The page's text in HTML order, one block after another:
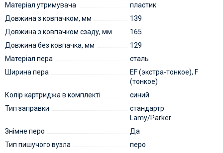
Матеріал утримувача
пластик
Довжина з ковпачком, мм
139
Довжина з ковпачком сзаду, мм
165
Довжина без ковпачка, мм
129
Матеріал пера
сталь
Ширина пера
EF (экстра-тонкое), F
(тонкое)
Колір картриджа в комплекті
синий
Тип заправки
стандартр
Lamy/Parker
Знімне перо
Да
Тип пишучого вузла
перо